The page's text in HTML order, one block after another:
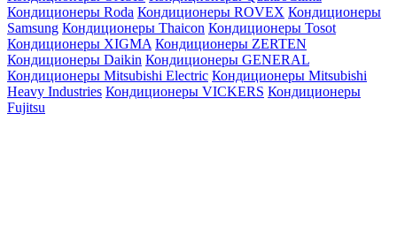
Кондиционеры Roda Кондиционеры ROVEX Кондиционеры
Samsung Кондиционеры Thaicon Кондиционеры Tosot
Кондиционеры XIGMA Кондиционеры ZERTEN
Кондиционеры Daikin Кондиционеры GENERAL
Кондиционеры Mitsubishi Electric Кондиционеры Mitsubishi
Heavy Industries Кондиционеры VICKERS Кондиционеры
Fujitsu